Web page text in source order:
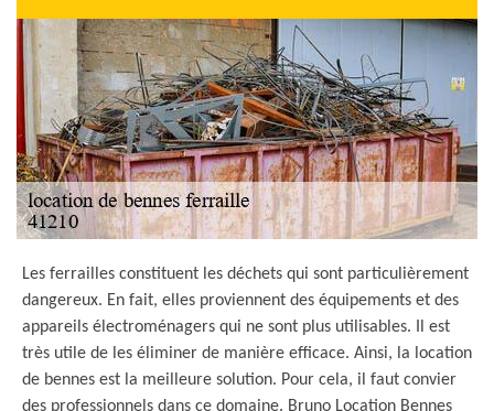
Les ferrailles constituent les déchets qui sont particulièrement
dangereux. En fait, elles proviennent des équipements et des
appareils électroménagers qui ne sont plus utilisables. Il est
très utile de les éliminer de manière efficace. Ainsi, la location
de bennes est la meilleure solution. Pour cela, il faut convier
des professionnels dans ce domaine. Bruno Location Bennes